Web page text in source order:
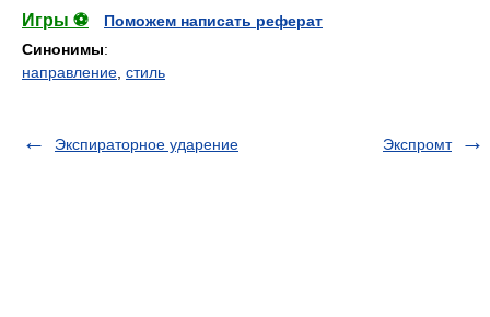
Игры ⚽
Поможем написать реферат
Синонимы:
направление стиль
Экспираторное ударение Экспромт